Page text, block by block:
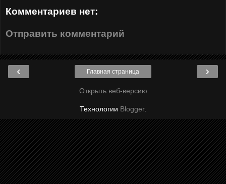
Комментариев нет:
Отправить комментарий
‹ ›
Главная страница
Открыть веб-версию
Технологии Blogger.